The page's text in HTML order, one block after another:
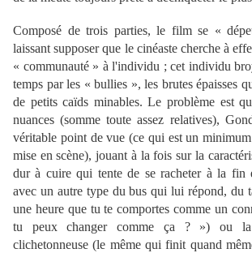
Composé de trois parties, le film se «
laissant supposer que le cinéaste cherche à
« communauté » à l'individu ; cet individu
temps par les « bullies », les brutes épaisses
de petits caïds minables. Le problème est
nuances (somme toute assez relatives),
véritable point de vue (ce qui est un
mise en scène), jouant à la fois sur la
dur à cuire qui tente de se racheter à la fin
avec un autre type du bus qui lui répond, du
une heure que tu te comportes comme un
tu peux changer comme ça ? ») ou
clichetonneuse (le même qui finit quand